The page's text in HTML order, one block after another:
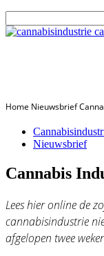
Home Nieuwsbrief
Nieuwsbrief
Cannabis
Lees hier online de
cannabisindustrie
afgelopen twee